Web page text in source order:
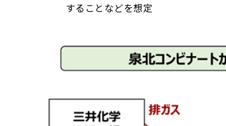
することなどを想定